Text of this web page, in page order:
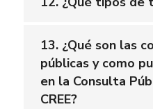
13. ¿Qué son las
públicas y como
en la Consulta
CREE?